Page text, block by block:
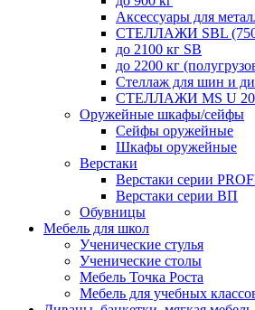
Аксессуары для
СТЕЛЛАЖИ SBL
до 2100 кг SB
до 2200 кг
Стеллаж для шин и
СТЕЛЛАЖИ MS U
Оружейные шкафы/сейфы
Сейфы оружейные
Шкафы оружейные
Верстаки
Верстаки серии
Верстаки серии ВП
Обувницы
Мебель для школ
Ученические стулья
Ученические столы
Мебель Точка Роста
Мебель для учебных